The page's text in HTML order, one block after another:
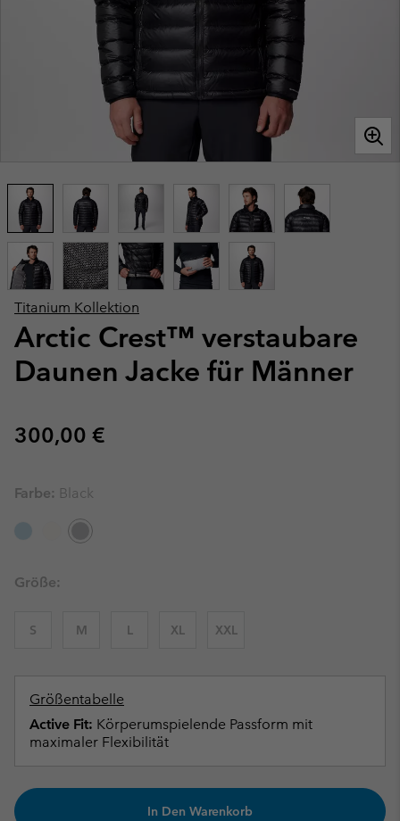
Titanium Kollektion
Arctic Crest™ verstaubare
Daunen Jacke für Männer
Regular price:
300,00 €
Farbe: Black
Größe:
S M L XL XXL
Größentabelle
Active Fit: Körperumspielende Passform mit
maximaler Flexibilität
In Den Warenkorb